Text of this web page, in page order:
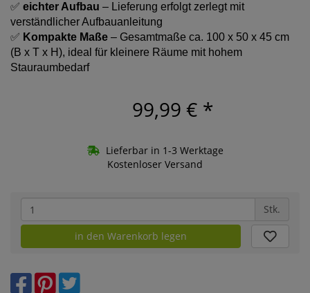
✅ eichter Aufbau – Lieferung erfolgt zerlegt mit
verständlicher Aufbauanleitung
✅ Kompakte Maße – Gesamtmaße ca. 100 x 50 x 45 cm
(B x T x H), ideal für kleinere Räume mit hohem
Stauraumbedarf
99,99 € *
Lieferbar in 1-3 Werktage
Kostenloser Versand
Stk.
in den Warenkorb legen